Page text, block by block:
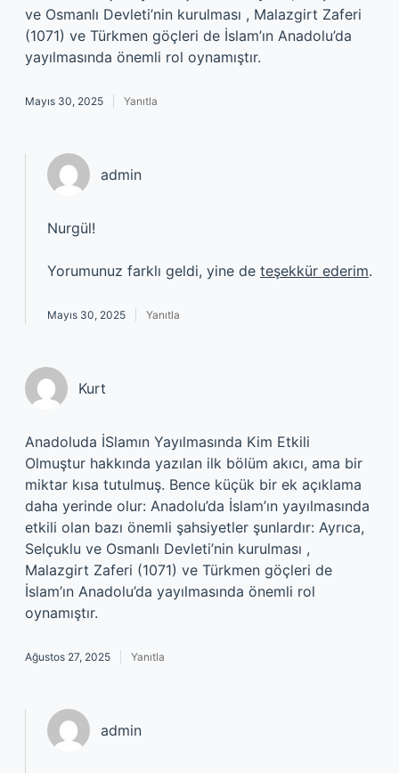
ve Osmanlı Devleti’nin kurulması , Malazgirt Zaferi
(1071) ve Türkmen göçleri de İslam’ın Anadolu’da
yayılmasında önemli rol oynamıştır.
Mayıs 30, 2025 Yanıtla
admin
Nurgül!
Yorumunuz farklı geldi, yine de teşekkür ederim.
Mayıs 30, 2025 Yanıtla
Kurt
Anadoluda İSlamın Yayılmasında Kim Etkili
Olmuştur hakkında yazılan ilk bölüm akıcı, ama bir
miktar kısa tutulmuş. Bence küçük bir ek açıklama
daha yerinde olur: Anadolu’da İslam’ın yayılmasında
etkili olan bazı önemli şahsiyetler şunlardır: Ayrıca,
Selçuklu ve Osmanlı Devleti’nin kurulması ,
Malazgirt Zaferi (1071) ve Türkmen göçleri de
İslam’ın Anadolu’da yayılmasında önemli rol
oynamıştır.
Ağustos 27, 2025 Yanıtla
admin